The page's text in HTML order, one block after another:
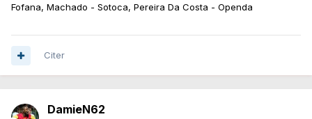
Fofana, Machado - Sotoca, Pereira Da Costa - Openda
Citer
DamieN62